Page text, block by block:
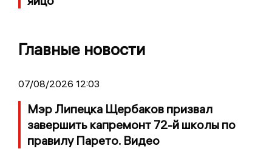
Главные новости
07/08/2026 12:03
Мэр Липецка Щербаков призвал
завершить капремонт 72-й школы по
правилу Парето. Видео